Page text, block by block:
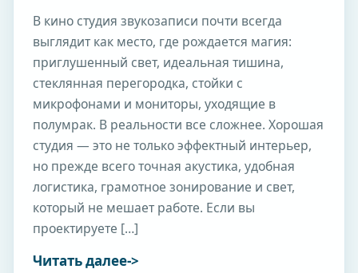
В кино студия звукозаписи почти всегда
выглядит как место, где рождается магия:
приглушенный свет, идеальная тишина,
стеклянная перегородка, стойки с
микрофонами и мониторы, уходящие в
полумрак. В реальности все сложнее. Хорошая
студия — это не только эффектный интерьер,
но прежде всего точная акустика, удобная
логистика, грамотное зонирование и свет,
который не мешает работе. Если вы
проектируете […]
Читать далее